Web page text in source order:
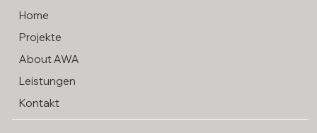
Home
Projekte
About AWA
Leistungen
Kontakt